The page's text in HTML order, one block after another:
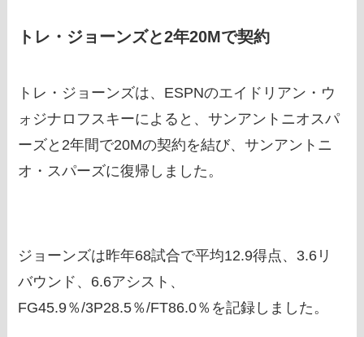
トレ・ジョーンズと2年20Mで契約
トレ・ジョーンズは、ESPNのエイドリアン・ウ
ォジナロフスキーによると、サンアントニオスパ
ーズと2年間で20Mの契約を結び、サンアントニ
オ・スパーズに復帰しました。
ジョーンズは昨年68試合で平均12.9得点、3.6リ
バウンド、6.6アシスト、
FG45.9％/3P28.5％/FT86.0％を記録しました。